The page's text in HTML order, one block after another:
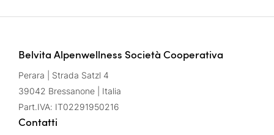
Belvita Alpenwellness Società Cooperativa
Perara | Strada Satzl 4
39042 Bressanone | Italia
Part.IVA: IT02291950216
Contatti